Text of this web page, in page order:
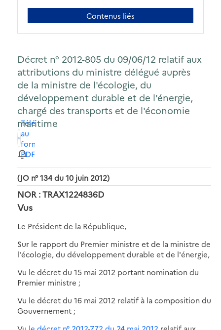
Contenus liés
Décret n° 2012-805 du 09/06/12 relatif aux
attributions du ministre délégué auprès
de la ministre de l'écologie, du
développement durable et de l'énergie,
chargé des transports et de l'économie
maritime
Télécharger
au
format
PDF
(JO n° 134 du 10 juin 2012)
NOR : TRAX1224836D
Vus
Le Président de la République,
Sur le rapport du Premier ministre et de la ministre de
l'écologie, du développement durable et de l'énergie,
Vu le décret du 15 mai 2012 portant nomination du
Premier ministre ;
Vu le décret du 16 mai 2012 relatif à la composition du
Gouvernement ;